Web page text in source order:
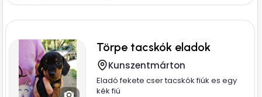
Törpe tacskók eladok
Kunszentmárton
Eladó fekete cser tacskók fiúk es egy
kék fiú